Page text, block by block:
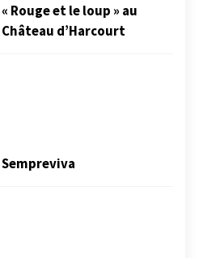
« Rouge et le loup » au
Château d’Harcourt
Sempreviva